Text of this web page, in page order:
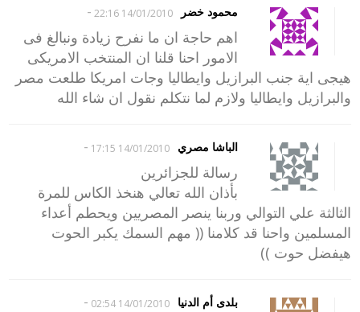
محمود خضر 14/01/2010 22:16
-
اهم حاجة ان ما نفرح زيادة ونبالغ فى
الامور احنا قلنا ان المنتخب الامريكى
هيجى اية جنب البرازيل وايطاليا وجات امريكا طلعت مصر
والبرازيل وايطاليا ولازم لما نتكلم نقول ان شاء الله
الباشا مصري 14/01/2010 17:15
-
رسالة للجزائرين
بأذان الله تعالي هنخذ الكاس للمرة
الثالثة علي التوالي وربنا ينصر المصريين ويحطم أعداء
المسلمين واحنا قد كلامنا (( مهم السمك يكبر الحوت
هيفضل حوت ))
بلدى أم الدنيا 14/01/2010 02:54
-